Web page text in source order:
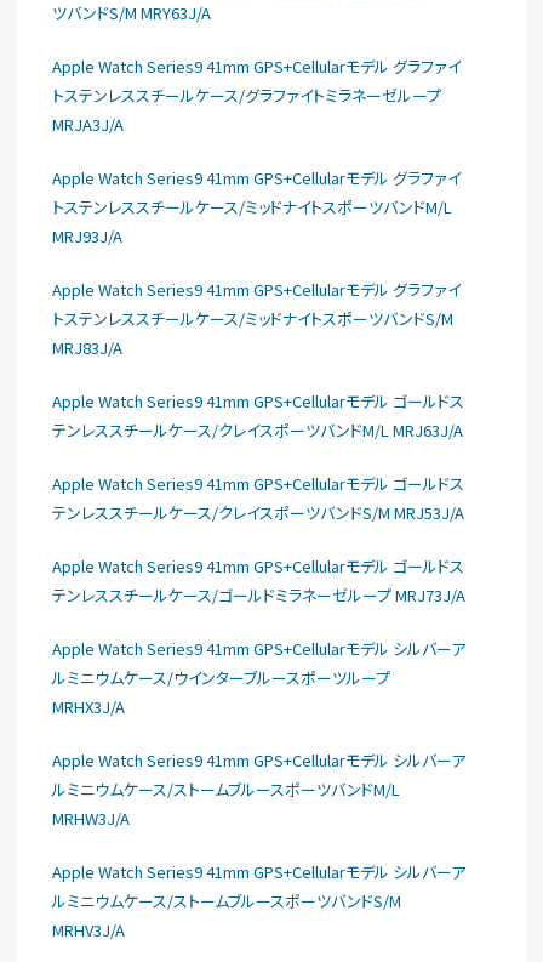
ツバンドS/M MRY63J/A
Apple Watch Series9 41mm GPS+Cellularモデル グラファイ
トステンレススチールケース/グラファイトミラネーゼループ
MRJA3J/A
Apple Watch Series9 41mm GPS+Cellularモデル グラファイ
トステンレススチールケース/ミッドナイトスポーツバンドM/L
MRJ93J/A
Apple Watch Series9 41mm GPS+Cellularモデル グラファイ
トステンレススチールケース/ミッドナイトスポーツバンドS/M
MRJ83J/A
Apple Watch Series9 41mm GPS+Cellularモデル ゴールドス
テンレススチールケース/クレイスポーツバンドM/L MRJ63J/A
Apple Watch Series9 41mm GPS+Cellularモデル ゴールドス
テンレススチールケース/クレイスポーツバンドS/M MRJ53J/A
Apple Watch Series9 41mm GPS+Cellularモデル ゴールドス
テンレススチールケース/ゴールドミラネーゼループ MRJ73J/A
Apple Watch Series9 41mm GPS+Cellularモデル シルバーア
ルミニウムケース/ウインターブルースポーツループ
MRHX3J/A
Apple Watch Series9 41mm GPS+Cellularモデル シルバーア
ルミニウムケース/ストームブルースポーツバンドM/L
MRHW3J/A
Apple Watch Series9 41mm GPS+Cellularモデル シルバーア
ルミニウムケース/ストームブルースポーツバンドS/M
MRHV3J/A